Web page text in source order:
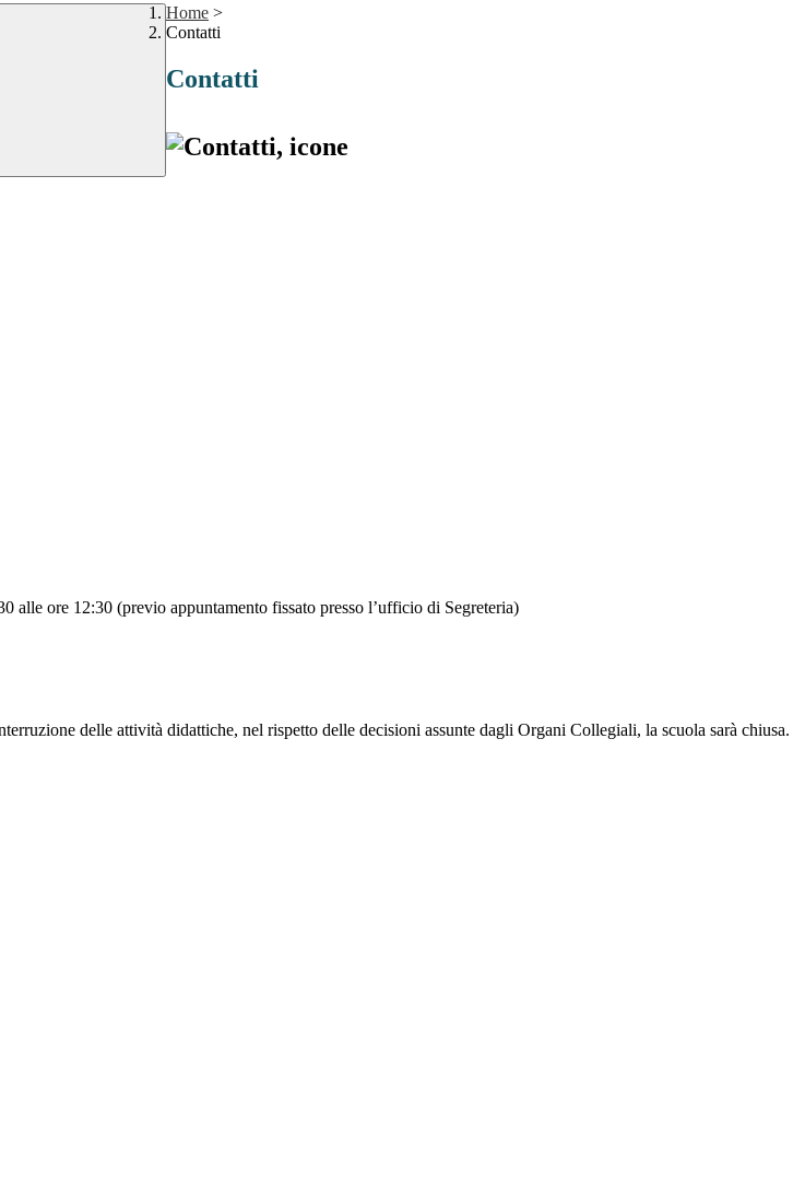
Home >
Contatti
Contatti
ore 12:30 (previo appuntamento fissato presso l’ufficio di Segreteria)
delle attività didattiche, nel rispetto delle decisioni assunte dagli Organi Collegiali, la scuola sarà chiusa.